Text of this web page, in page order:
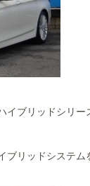
ブリッドシリー
ブリッドシステ